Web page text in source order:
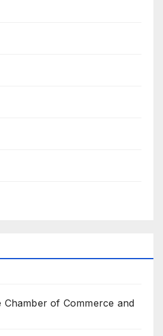
Chamber of Commerce and